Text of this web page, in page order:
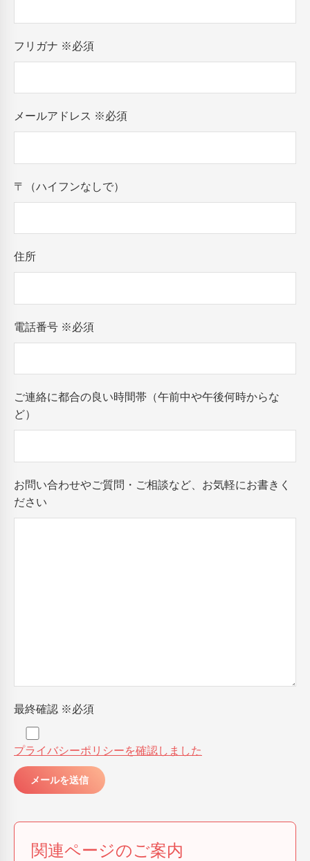
フリガナ ※必須
メールアドレス ※必須
〒（ハイフンなしで）
住所
電話番号 ※必須
ご連絡に都合の良い時間帯（午前中や午後何時からな
ど）
お問い合わせやご質問・ご相談など、お気軽にお書きく
ださい
最終確認 ※必須
プライバシーポリシーを確認しました
関連ページのご案内